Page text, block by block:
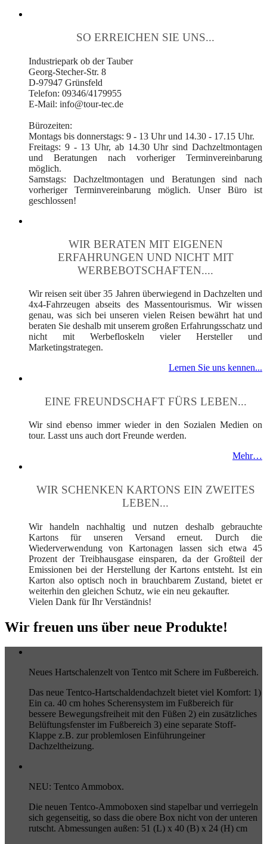
SO ERREICHEN SIE UNS...
Industriepark ob der Tauber
Georg-Stecher-Str. 8
D-97947 Grünsfeld
Telefon: 09346/4179955
E-Mail: info@tour-tec.de
Bürozeiten:
Montags bis donnerstags: 9 - 13 Uhr und 14.30 - 17.15 Uhr.
Freitags: 9 - 13 Uhr, ab 14.30 Uhr sind Dachzeltmontagen
und Beratungen nach vorheriger Terminvereinbarung
möglich.
Samstags: Dachzeltmontagen und Beratungen sind nach
vorheriger Terminvereinbarung möglich. Unser Büro ist
geschlossen!
WIR BERATEN MIT EIGENEN
ERFAHRUNGEN UND NICHT MIT
WERBEBOTSCHAFTEN....
Wir reisen seit über 35 Jahren überwiegend in Dachzelten und
4x4-Fahrzeugen abseits des Massentourismus. Wir wissen
genau, was sich bei unseren vielen Reisen bewährt hat und
beraten Sie deshalb mit unserem großen Erfahrungsschatz und
nicht mit Werbefloskeln vieler Hersteller und
Marketingstrategen.
Lernen Sie uns kennen...
EINE FREUNDSCHAFT FÜRS LEBEN...
Wir sind ebenso immer wieder in den Sozialen Medien on
tour. Lasst uns auch dort Freunde werden.
Mehr…
WIR SCHENKEN KARTONS EIN ZWEITES
LEBEN...
Wir handeln nachhaltig und nutzen deshalb gebrauchte
Kartons für unseren Versand erneut. Durch die
Wiederverwendung von Kartonagen lassen sich etwa 45
Prozent der Treibhausgase einsparen, da der Großteil der
Emissionen bei der Herstellung der Kartons entsteht. Ist ein
Karton also optisch noch in brauchbarem Zustand, bietet er
weiterhin den gleichen Schutz, wie ein neu gekaufter.
Vielen Dank für Ihr Verständnis!
Wir freuen uns über neue Produkte!
Neues Hartschalenzelt von Tentco mit Schere im Fußbereich.
Das neue Tentco-Hartschaldendachzelt bietet viel Komfort: 1)
Ein ca. 40 cm hohes Scherensystem im Fußbereich für
bessere Bewegungsfreiheit mit den Füßen 2) ein zusätzliches
Belüftungsfenster im Fußbereich 3) eine separate Stoff-
Klappe z.B. zur problemlosen Einführungeiner
Dachzeltheizung.
NEU: Tentco Ammobox.
Die neuen Tentco-Ammoboxen sind stapelbar und verriegeln
sich gegenseitig, so dass die obere Box nicht von der unteren
rutscht. Abmessungen außen: 51 (L) x 40 (B) x 24 (H) cm